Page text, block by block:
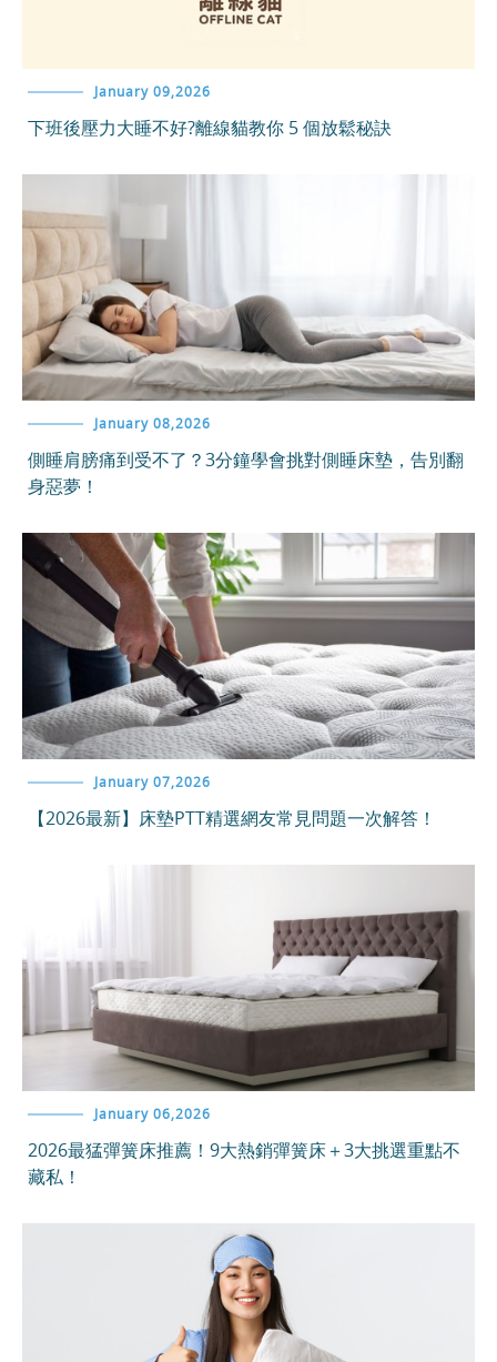
January 09,2026
下班後壓力大睡不好?離線貓教你 5 個放鬆秘訣
January 08,2026
側睡肩膀痛到受不了？3分鐘學會挑對側睡床墊，告別翻
身惡夢！
January 07,2026
【2026最新】床墊PTT精選網友常見問題一次解答！
January 06,2026
2026最猛彈簧床推薦！9大熱銷彈簧床＋3大挑選重點不
藏私！